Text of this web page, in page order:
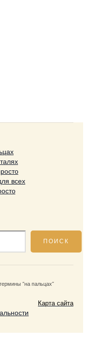
всех
ПОИСК
“на пальцах”
Карта сайта